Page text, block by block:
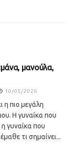
μανούλα,
10/05/2026
η πιο μεγάλη
Η γυναίκα που
γυναίκα που
τι σημαίνει...